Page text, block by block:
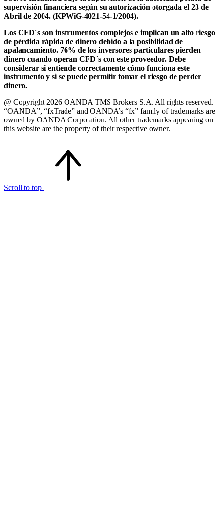
supervisión financiera según su autorización otorgada el 23 de
Abril de 2004. (KPWiG-4021-54-1/2004).
Los CFD´s son instrumentos complejos e implican un alto riesgo
de pérdida rápida de dinero debido a la posibilidad de
apalancamiento. 76% de los inversores particulares pierden
dinero cuando operan CFD´s con este proveedor. Debe
considerar si entiende correctamente cómo funciona este
instrumento y si se puede permitir tomar el riesgo de perder
dinero.
@ Copyright 2026 OANDA TMS Brokers S.A. All rights reserved.
“OANDA”, “fxTrade” and OANDA’s “fx” family of trademarks are
owned by OANDA Corporation. All other trademarks appearing on
this website are the property of their respective owner.
Scroll to top